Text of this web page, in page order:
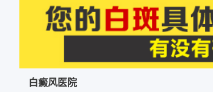
白癜风医院